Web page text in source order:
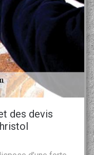
des devis